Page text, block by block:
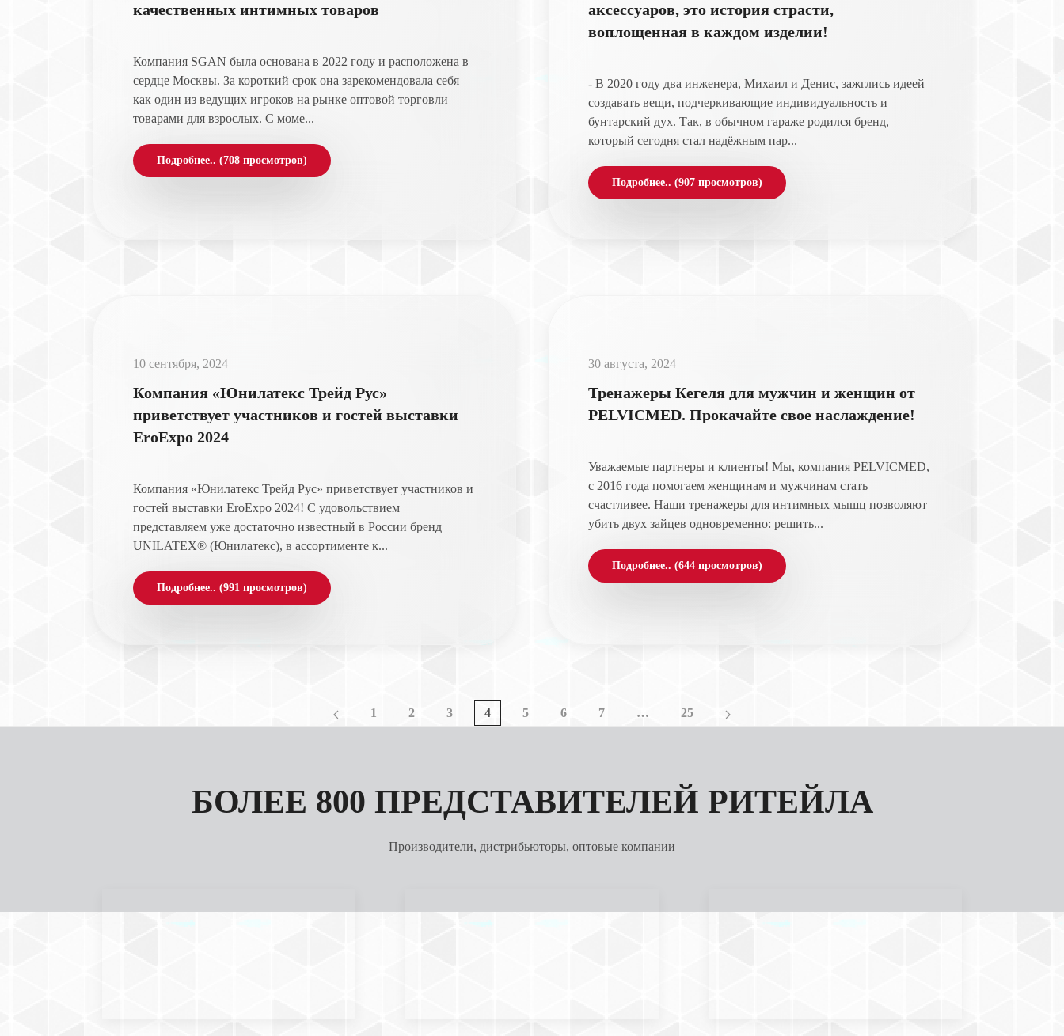
качественных интимных товаров
Компания SGAN была основана в 2022 году и расположена в
сердце Москвы. За короткий срок она зарекомендовала себя
как один из ведущих игроков на рынке оптовой торговли
товарами для взрослых. С моме...
Подробнее.. (708 просмотров)
аксессуаров, это история страсти,
воплощенная в каждом изделии!
- В 2020 году два инженера, Михаил и Денис, зажглись идеей
создавать вещи, подчеркивающие индивидуальность и
бунтарский дух. Так, в обычном гараже родился бренд,
который сегодня стал надёжным пар...
Подробнее.. (907 просмотров)
10 сентября, 2024
Компания «Юнилатекс Трейд Рус»
приветствует участников и гостей выставки
EroExpo 2024
Компания «Юнилатекс Трейд Рус» приветствует участников и
гостей выставки EroExpo 2024! С удовольствием
представляем уже достаточно известный в России бренд
UNILATEX® (Юнилатекс), в ассортименте к...
Подробнее.. (991 просмотров)
30 августа, 2024
Тренажеры Кегеля для мужчин и женщин от
PELVICMED. Прокачайте свое наслаждение!
Уважаемые партнеры и клиенты! Мы, компания PELVICMED,
с 2016 года помогаем женщинам и мужчинам стать
счастливее. Наши тренажеры для интимных мышц позволяют
убить двух зайцев одновременно: решить...
Подробнее.. (644 просмотров)
1 2 3 4 5 6 7 … 25
БОЛЕЕ 800 ПРЕДСТАВИТЕЛЕЙ РИТЕЙЛА
Производители, дистрибьюторы, оптовые компании